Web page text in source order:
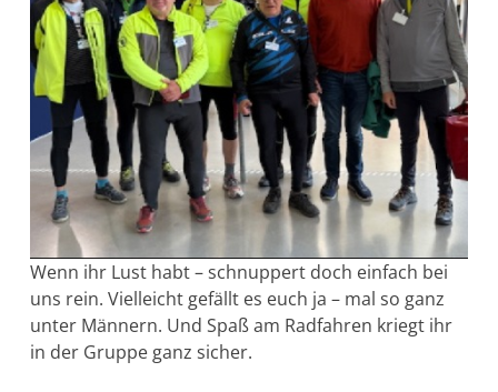
Wenn ihr Lust habt – schnuppert doch einfach bei
uns rein. Vielleicht gefällt es euch ja – mal so ganz
unter Männern. Und Spaß am Radfahren kriegt ihr
in der Gruppe ganz sicher.